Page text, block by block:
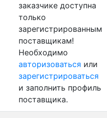
заказчике доступна
только
зарегистрированным
поставщикам!
Необходимо
авторизоваться или
зарегистрироваться
и заполнить профиль
поставщика.